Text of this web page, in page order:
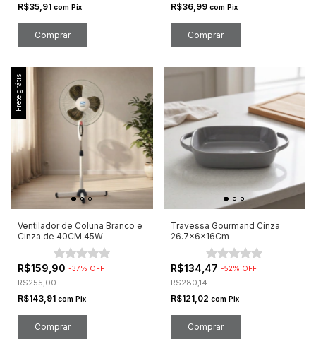
R$35,91 com Pix R$36,99 com Pix
Frete grátis
Ventilador de Coluna Branco e
Cinza de 40CM 45W
R$159,90 -37% OFF
R$255,00
R$143,91 com Pix
Comprar
Travessa Gourmand Cinza
26.7x6x16Cm
R$134,47 -52% OFF
R$280,14
R$121,02 com Pix